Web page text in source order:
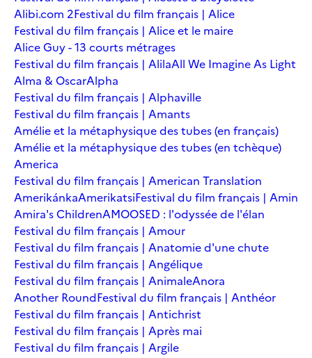
Alibi.com 2Festival du film français | Alice
Festival du film français | Alice et le maire
Alice Guy - 13 courts métrages
Festival du film français | AlilaAll We Imagine As Light
Alma & OscarAlpha
Festival du film français | Alphaville
Festival du film français | Amants
Amélie et la métaphysique des tubes (en français)
Amélie et la métaphysique des tubes (en tchèque)
America
Festival du film français | American Translation
AmerikánkaAmerikatsiFestival du film français | Amin
Amira's ChildrenAMOOSED : l'odyssée de l'élan
Festival du film français | Amour
Festival du film français | Anatomie d'une chute
Festival du film français | Angélique
Festival du film français | AnimaleAnora
Another RoundFestival du film français | Anthéor
Festival du film français | Antichrist
Festival du film français | Après mai
Festival du film français | Argile